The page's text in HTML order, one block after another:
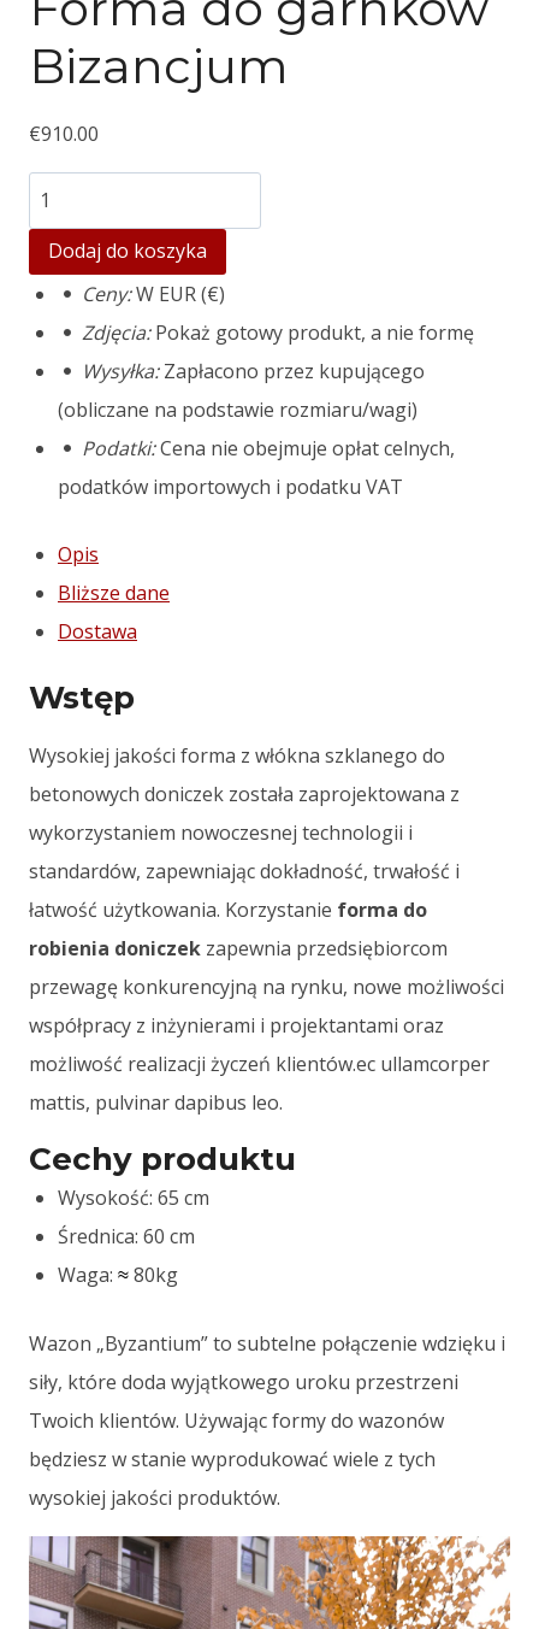
Bizancjum
€910.00
ilość
Pot
mould
Byzantium
Dodaj do koszyka
Ceny:W EUR (€)
Zdjęcia:Pokaż gotowy produkt, a nie formę
Wysyłka:Zapłacono przez kupującego
(obliczane na podstawie rozmiaru/wagi)
Podatki:Cena nie obejmuje opłat celnych,
podatków importowych i podatku VAT
Opis
Bliższe dane
Dostawa
Wstęp
Wysokiej jakości forma z włókna szklanego do
betonowych doniczek została zaprojektowana z
wykorzystaniem nowoczesnej technologii i
standardów, zapewniając dokładność, trwałość i
łatwość użytkowania. Korzystanie forma do
robienia doniczek zapewnia przedsiębiorcom
przewagę konkurencyjną na rynku, nowe możliwości
współpracy z inżynierami i projektantami oraz
możliwość realizacji życzeń klientów.ec ullamcorper
mattis, pulvinar dapibus leo.
Cechy produktu
Wysokość: 65 cm
Średnica: 60 cm
Waga: ≈ 80kg
Wazon „Byzantium” to subtelne połączenie wdzięku i
siły, które doda wyjątkowego uroku przestrzeni
Twoich klientów. Używając formy do wazonów
będziesz w stanie wyprodukować wiele z tych
wysokiej jakości produktów.